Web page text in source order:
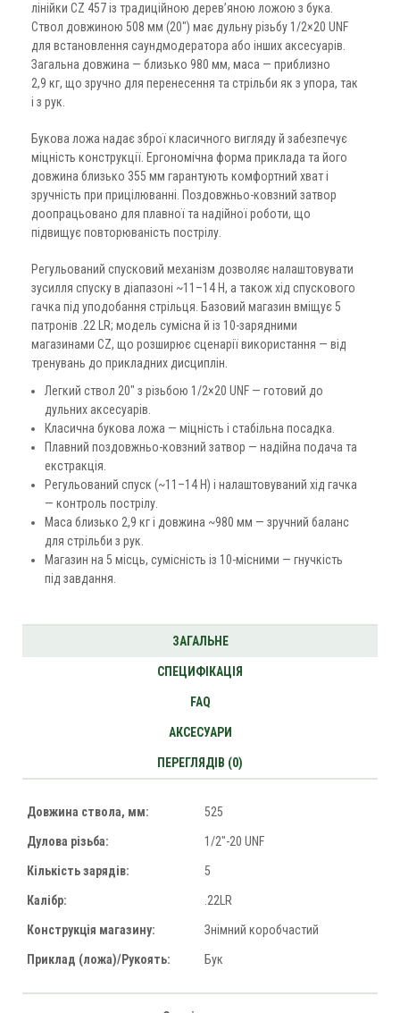
лінійки CZ 457 із традиційною дерев’яною ложою з бука.
Ствол довжиною 508 мм (20″) має дульну різьбу 1/2×20 UNF
для встановлення саундмодератора або інших аксесуарів.
Загальна довжина — близько 980 мм, маса — приблизно
2,9 кг, що зручно для перенесення та стрільби як з упора, так
і з рук.
Букова ложа надає зброї класичного вигляду й забезпечує
міцність конструкції. Ергономічна форма приклада та його
довжина близько 355 мм гарантують комфортний хват і
зручність при прицілюванні. Поздовжньо-ковзний затвор
доопрацьовано для плавної та надійної роботи, що
підвищує повторюваність пострілу.
Регульований спусковий механізм дозволяє налаштовувати
зусилля спуску в діапазоні ~11–14 Н, а також хід спускового
гачка під уподобання стрільця. Базовий магазин вміщує 5
патронів .22 LR; модель сумісна й із 10-зарядними
магазинами CZ, що розширює сценарії використання — від
тренувань до прикладних дисциплін.
Легкий ствол 20″ з різьбою 1/2×20 UNF — готовий до
дульних аксесуарів.
Класична букова ложа — міцність і стабільна посадка.
Плавний поздовжньо-ковзний затвор — надійна подача та
екстракція.
Регульований спуск (~11–14 Н) і налаштовуваний хід гачка
— контроль пострілу.
Маса близько 2,9 кг і довжина ~980 мм — зручний баланс
для стрільби з рук.
Магазин на 5 місць, сумісність із 10-місними — гнучкість
під завдання.
ЗАГАЛЬНЕ
СПЕЦИФІКАЦІЯ
FAQ
АКСЕСУАРИ
ПЕРЕГЛЯДІВ (0)
Довжина ствола, мм: 525
Дулова різьба: 1/2"-20 UNF
Кількість зарядів: 5
Калібр: .22LR
Конструкція магазину: Знімний коробчастий
Приклад (ложа)/Рукоять: Бук